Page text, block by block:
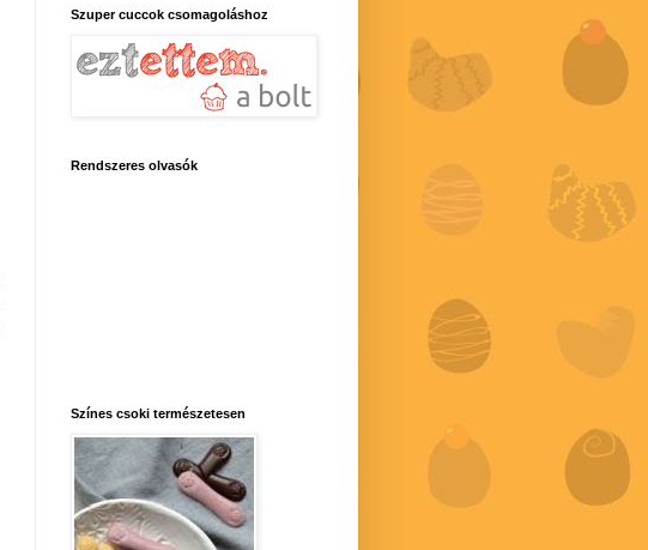
Szuper cuccok csomagoláshoz
Rendszeres olvasók
Színes csoki természetesen